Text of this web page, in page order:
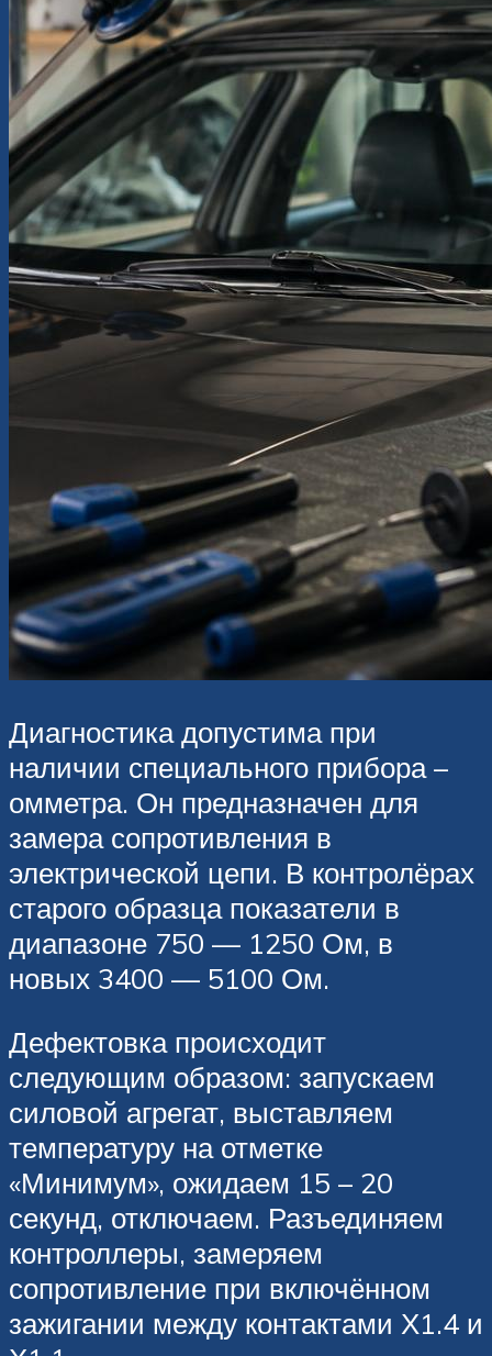
Диагностика допустима при
наличии специального прибора –
омметра. Он предназначен для
замера сопротивления в
электрической цепи. В контролёрах
старого образца показатели в
диапазоне 750 — 1250 Ом, в
новых 3400 — 5100 Ом.
Дефектовка происходит
следующим образом: запускаем
силовой агрегат, выставляем
температуру на отметке
«Минимум», ожидаем 15 – 20
секунд, отключаем. Разъединяем
контроллеры, замеряем
сопротивление при включённом
зажигании между контактами Х1.4 и